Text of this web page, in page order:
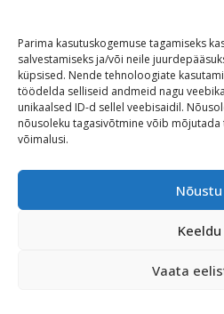
Parima kasutuskogemuse tagamiseks
salvestamiseks ja/või neile
küpsised. Nende tehnoloogiate
töödelda selliseid andmeid nagu
unikaalsed ID-d sellel veebisaidil.
nõusoleku tagasivõtmine võib
võimalusi.
Nõustu
Keeldu
Vaata
Maitseelamused
Vaatamisväärsused
Visit Tallinn
Harju-, Rapla- ja
Meediakajastused